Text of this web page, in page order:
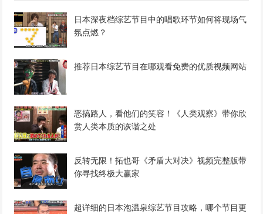
日本深夜档综艺节目中的唱歌环节如何将现场气
氛点燃？
推荐日本综艺节目在哪观看免费的优质视频网站
恶搞路人，看他们的笑容！《人类观察》带你欣
赏人类本质的诙谐之处
反转无限！拓也哥《矛盾大对决》视频完整版带
你寻找终极大赢家
超详细的日本泡温泉综艺节目攻略，哪个节目更